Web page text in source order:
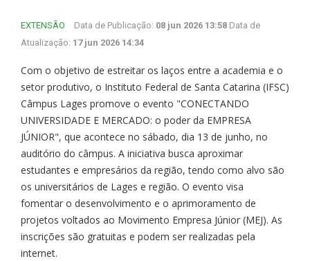
EXTENSÃO Data de Publicação: 08 jun 2026 13:58 Data de
Atualização: 17 jun 2026 14:34
Com o objetivo de estreitar os laços entre a academia e o
setor produtivo, o Instituto Federal de Santa Catarina (IFSC)
Câmpus Lages promove o evento "CONECTANDO
UNIVERSIDADE E MERCADO: o poder da EMPRESA
JÚNIOR", que acontece no sábado, dia 13 de junho, no
auditório do câmpus. A iniciativa busca aproximar
estudantes e empresários da região, tendo como alvo são
os universitários de Lages e região. O evento visa
fomentar o desenvolvimento e o aprimoramento de
projetos voltados ao Movimento Empresa Júnior (MEJ). As
inscrições são gratuitas e podem ser realizadas pela
internet.